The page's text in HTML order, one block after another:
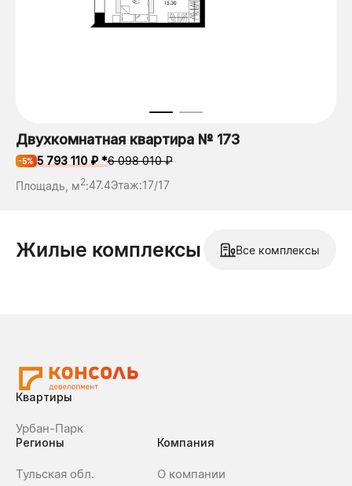
Двухкомнатная квартира № 173
-5% 5 793 110 ₽ *6 098 010 ₽
Площадь, м2:47.4Этаж:17/17
Жилые комплексы Все комплексы
Квартиры
Урбан-Парк
Регионы
Тульская обл.
Компания
О компании